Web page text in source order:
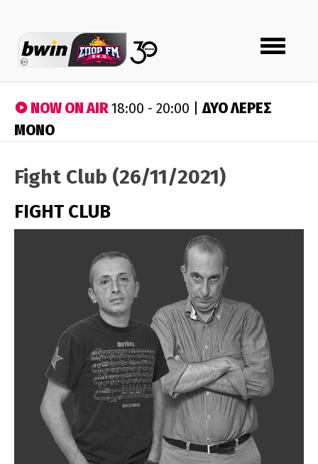
Toggle
navigation
NOW ON AIR18:00 - 20:00 |ΔΥΟ ΛΕΡΕΣ
ΜΟΝΟ
Fight Club (26/11/2021)
FIGHT CLUB